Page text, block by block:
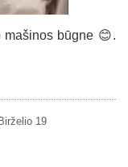
mašinos būgne 😊.
19